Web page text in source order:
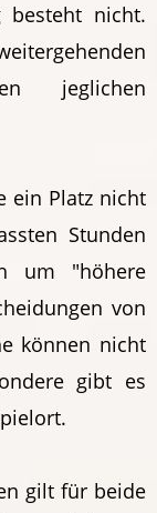
besteht nicht.
jeglichen
ein Platz nicht
Stunden
um "höhere
von
können nicht
gibt es
gilt für beide